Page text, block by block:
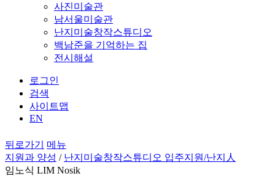
사진미술관
남서울미술관
난지미술창작스튜디오
백남준을 기억하는 집
전시해설
로그인
검색
사이트맵
EN
뒤로가기
메뉴
지원과 양성 / 난지미술창작스튜디오 입주지원/난지人
임노식 LIM Nosik